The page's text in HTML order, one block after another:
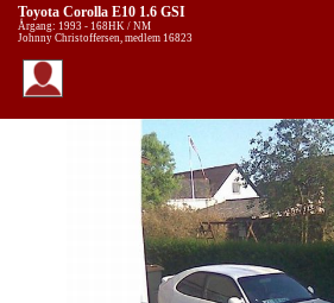
Toyota Corolla E10 1.6 GSI
Årgang: 1993 - 168HK / NM
Johnny Christoffersen, medlem 16823